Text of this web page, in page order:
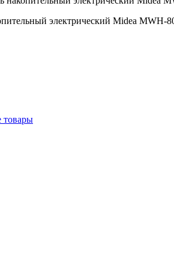
электрический Midea MWH-
товары